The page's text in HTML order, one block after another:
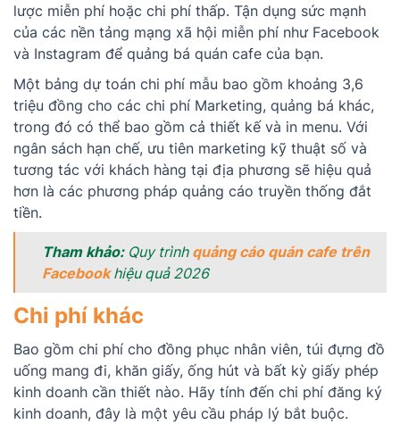
lược miễn phí hoặc chi phí thấp. Tận dụng sức mạnh
của các nền tảng mạng xã hội miễn phí như Facebook
và Instagram để quảng bá quán cafe của bạn.
Một bảng dự toán chi phí mẫu bao gồm khoảng 3,6
triệu đồng cho các chi phí Marketing, quảng bá khác,
trong đó có thể bao gồm cả thiết kế và in menu. Với
ngân sách hạn chế, ưu tiên marketing kỹ thuật số và
tương tác với khách hàng tại địa phương sẽ hiệu quả
hơn là các phương pháp quảng cáo truyền thống đắt
tiền.
Tham khảo:Quy trình quảng cáo quán cafe trên
Facebookhiệu quả 2026
Chi phí khác
Bao gồm chi phí cho đồng phục nhân viên, túi đựng đồ
uống mang đi, khăn giấy, ống hút và bất kỳ giấy phép
kinh doanh cần thiết nào. Hãy tính đến chi phí đăng ký
kinh doanh, đây là một yêu cầu pháp lý bắt buộc.